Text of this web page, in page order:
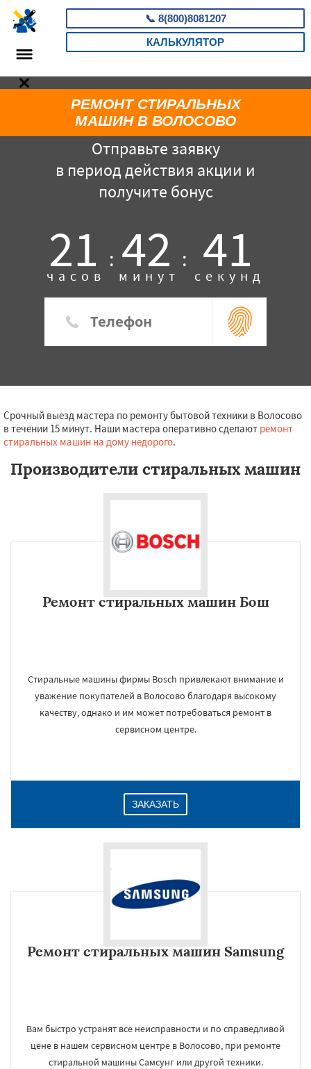
📞 8(800)8081207
КАЛЬКУЛЯТОР
Отправьте заявку
в период действия акции и
получите бонус
21 :
часов 42 :
минут 40
секунд
РЕМОНТ СТИРАЛЬНЫХ
МАШИН В ВОЛОСОВО
Срочный выезд мастера по ремонту бытовой техники в Волосово
в течении 15 минут. Наши мастера оперативно сделают ремонт
стиральных машин на дому недорого.
Производители стиральных машин
Ремонт стиральных машин Бош
Стиральные машины фирмы Bosch привлекают внимание и
уважение покупателей в Волосово благодаря высокому
качеству, однако и им может потребоваться ремонт в
сервисном центре.
ЗАКАЗАТЬ
Ремонт стиральных машин Samsung
Вам быстро устранят все неисправности и по справедливой
цене в нашем сервисном центре в Волосово, при ремонте
стиральной машины Самсунг или другой техники.